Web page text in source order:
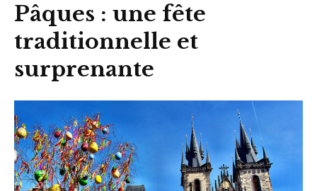
Pâques : une fête
traditionnelle et
surprenante